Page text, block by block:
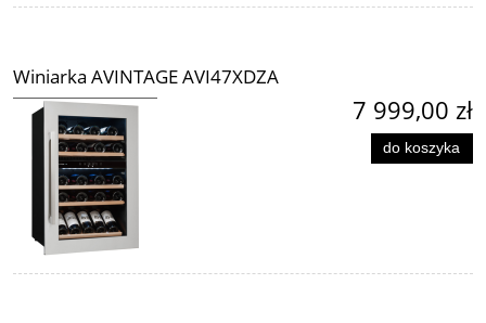
Winiarka AVINTAGE AVI47XDZA
7 999,00 zł
do koszyka